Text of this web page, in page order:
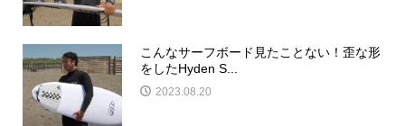
こんなサーフボード見たことない！歪な形
をしたHyden S...
2023.08.20